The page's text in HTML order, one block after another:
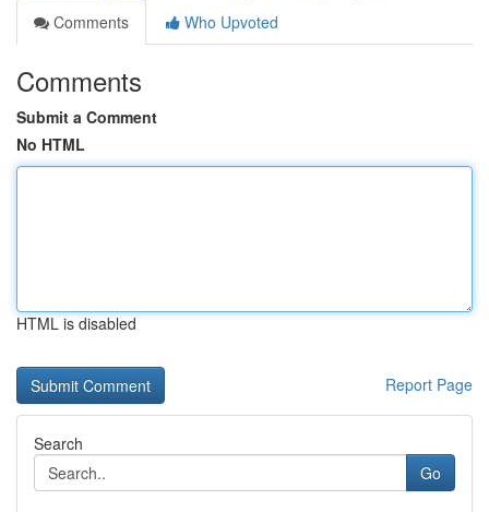
Comments
Who Upvoted
Comments
Submit a Comment
No HTML
HTML is disabled
Report Page
Search
Go